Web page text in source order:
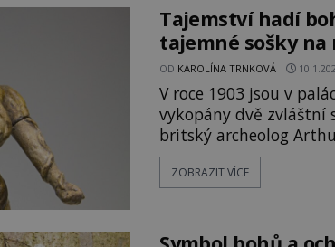
Po
Tajemství hadí
tajemné sošky
schopnosti?
OD KAROLÍNA TRNKOVÁ
V roce 1903 jsou v
vykopány dvě zvláštní
britský archeolog
jako hadí bohyně.
ještě jedna soška
Evans začíná kopat na
ZOBRAZIT VÍCE